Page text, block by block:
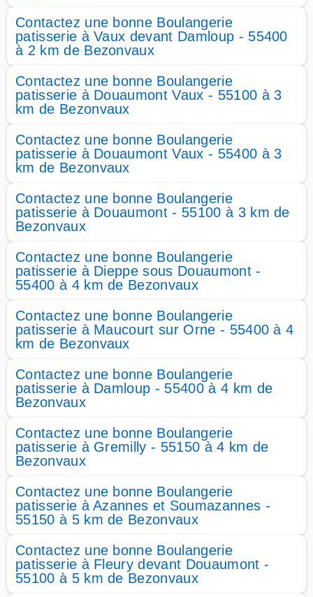
Contactez une bonne Boulangerie
patisserie à Vaux devant Damloup - 55400
à 2 km de Bezonvaux
Contactez une bonne Boulangerie
patisserie à Douaumont Vaux - 55100 à 3
km de Bezonvaux
Contactez une bonne Boulangerie
patisserie à Douaumont Vaux - 55400 à 3
km de Bezonvaux
Contactez une bonne Boulangerie
patisserie à Douaumont - 55100 à 3 km de
Bezonvaux
Contactez une bonne Boulangerie
patisserie à Dieppe sous Douaumont -
55400 à 4 km de Bezonvaux
Contactez une bonne Boulangerie
patisserie à Maucourt sur Orne - 55400 à 4
km de Bezonvaux
Contactez une bonne Boulangerie
patisserie à Damloup - 55400 à 4 km de
Bezonvaux
Contactez une bonne Boulangerie
patisserie à Gremilly - 55150 à 4 km de
Bezonvaux
Contactez une bonne Boulangerie
patisserie à Azannes et Soumazannes -
55150 à 5 km de Bezonvaux
Contactez une bonne Boulangerie
patisserie à Fleury devant Douaumont -
55100 à 5 km de Bezonvaux